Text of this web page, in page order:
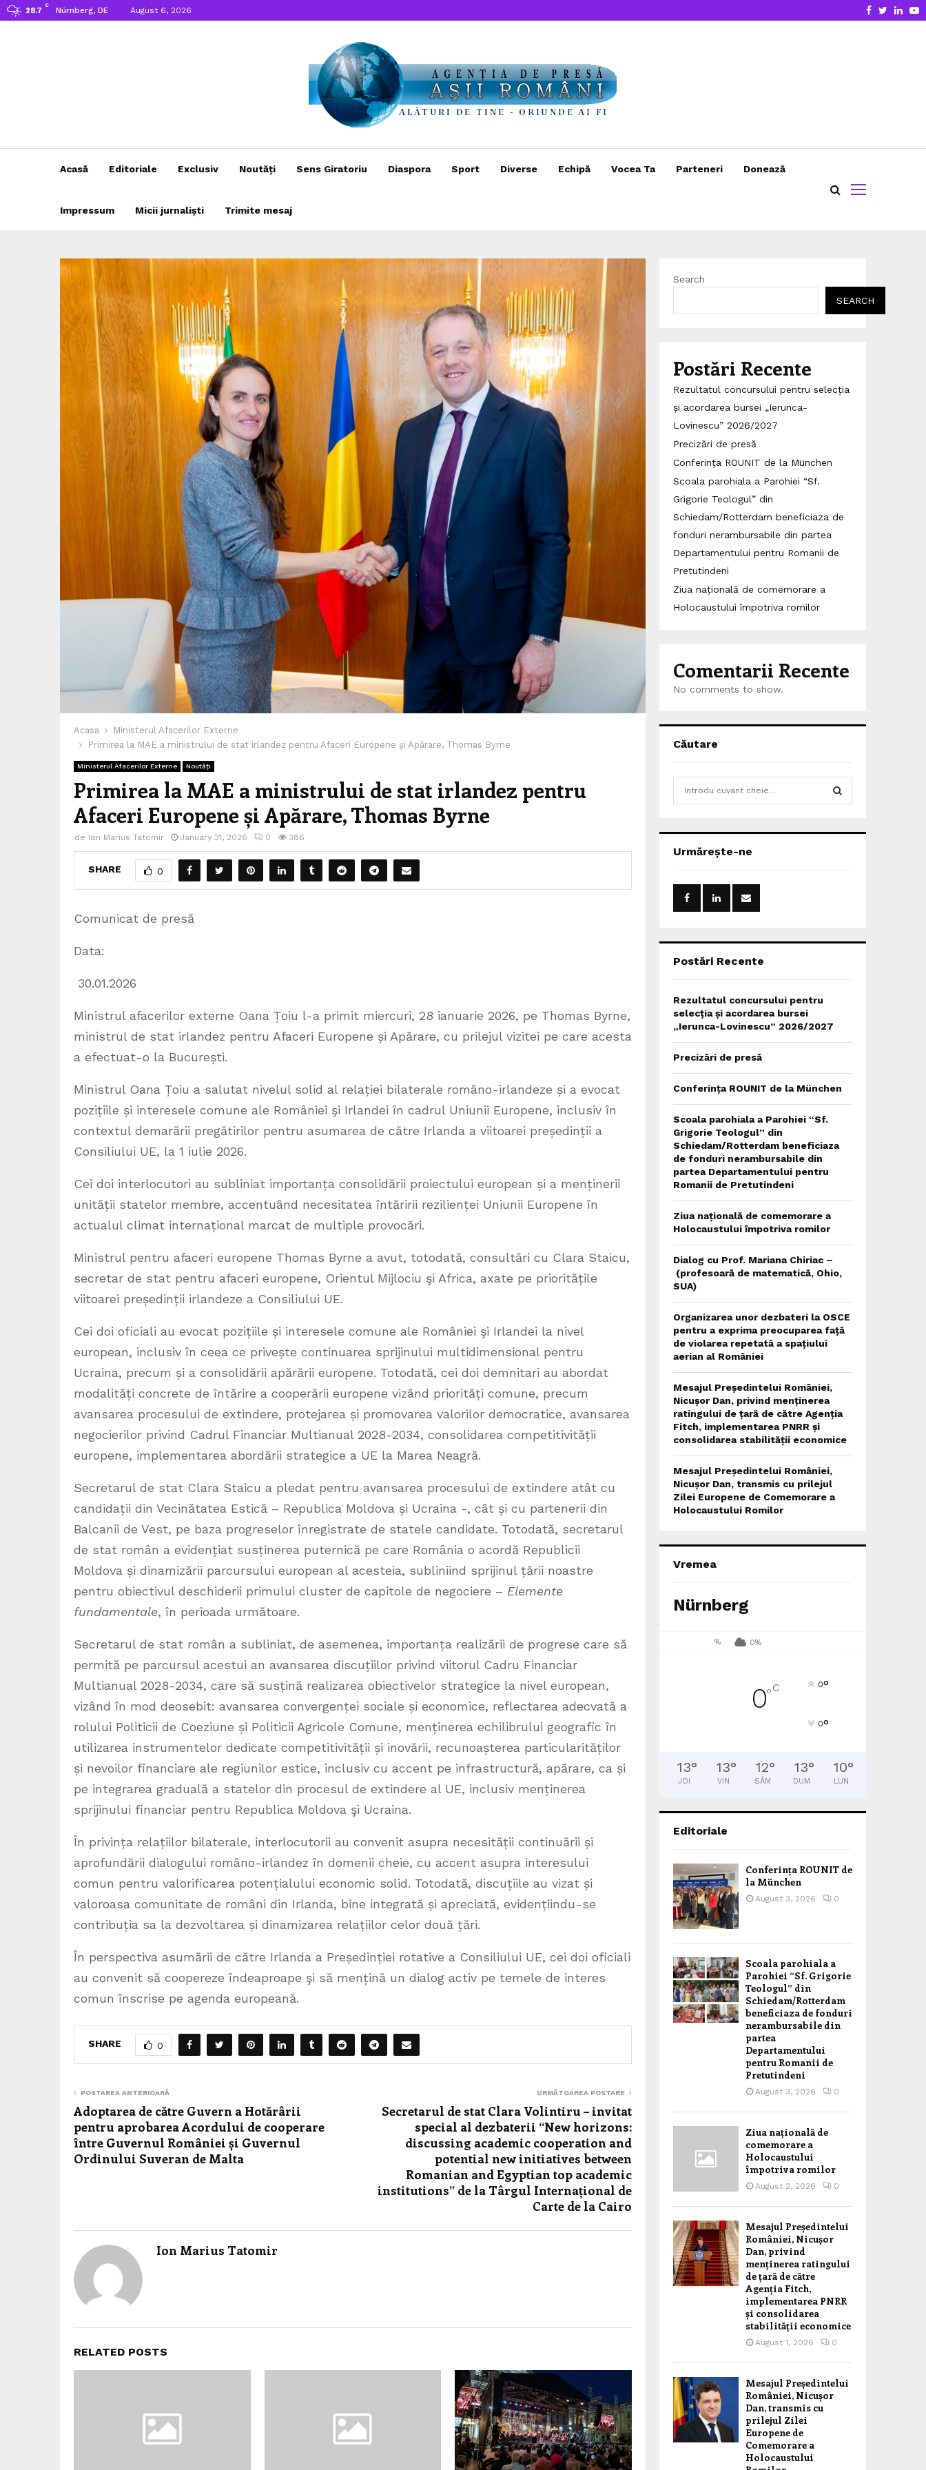
28.7
C
Nürnberg, DE August 6, 2026 Facebook
Twitter
Acasă Editoriale Exclusiv Noutăți Sens Giratoriu Diaspora Sport Diverse Echipă Vocea Ta Parteneri Donează
Impressum Micii jurnaliști Trimite mesaj
Acasa
Ministerul Afacerilor Externe
Primirea la MAE a ministrului de stat irlandez pentru Afaceri Europene și Apărare, Thomas Byrne
Ministerul Afacerilor Externe Noutăți
Primirea la MAE a ministrului de stat irlandez pentru
Afaceri Europene și Apărare, Thomas Byrne
de Ion Marius Tatomir January 31, 2026 0 386
SHARE 0
Comunicat de presă
Data:
30.01.2026
Ministrul afacerilor externe Oana Țoiu l-a primit miercuri, 28 ianuarie 2026, pe Thomas Byrne,
ministrul de stat irlandez pentru Afaceri Europene și Apărare, cu prilejul vizitei pe care acesta
a efectuat-o la București.
Ministrul Oana Țoiu a salutat nivelul solid al relației bilaterale româno-irlandeze și a evocat
pozițiile și interesele comune ale României şi Irlandei în cadrul Uniunii Europene, inclusiv în
contextul demarării pregătirilor pentru asumarea de către Irlanda a viitoarei președinții a
Consiliului UE, la 1 iulie 2026.
Cei doi interlocutori au subliniat importanța consolidării proiectului european și a menținerii
unității statelor membre, accentuând necesitatea întăririi rezilienței Uniunii Europene în
actualul climat internațional marcat de multiple provocări.
Ministrul pentru afaceri europene Thomas Byrne a avut, totodată, consultări cu Clara Staicu,
secretar de stat pentru afaceri europene, Orientul Mijlociu şi Africa, axate pe prioritățile
viitoarei președinții irlandeze a Consiliului UE.
Cei doi oficiali au evocat pozițiile și interesele comune ale României şi Irlandei la nivel
european, inclusiv în ceea ce privește continuarea sprijinului multidimensional pentru
Ucraina, precum și a consolidării apărării europene. Totodată, cei doi demnitari au abordat
modalități concrete de întărire a cooperării europene vizând priorități comune, precum
avansarea procesului de extindere, protejarea și promovarea valorilor democratice, avansarea
negocierilor privind Cadrul Financiar Multianual 2028-2034, consolidarea competitivității
europene, implementarea abordării strategice a UE la Marea Neagră.
Secretarul de stat Clara Staicu a pledat pentru avansarea procesului de extindere atât cu
candidații din Vecinătatea Estică – Republica Moldova și Ucraina -, cât și cu partenerii din
Balcanii de Vest, pe baza progreselor înregistrate de statele candidate. Totodată, secretarul
de stat român a evidențiat susținerea puternică pe care România o acordă Republicii
Moldova și dinamizării parcursului european al acesteia, subliniind sprijinul țării noastre
pentru obiectivul deschiderii primului cluster de capitole de negociere – Elemente
fundamentale, în perioada următoare.
Secretarul de stat român a subliniat, de asemenea, importanța realizării de progrese care să
permită pe parcursul acestui an avansarea discuțiilor privind viitorul Cadru Financiar
Multianual 2028-2034, care să susțină realizarea obiectivelor strategice la nivel european,
vizând în mod deosebit: avansarea convergenței sociale și economice, reflectarea adecvată a
rolului Politicii de Coeziune și Politicii Agricole Comune, menținerea echilibrului geografic în
utilizarea instrumentelor dedicate competitivității și inovării, recunoașterea particularităților
și nevoilor financiare ale regiunilor estice, inclusiv cu accent pe infrastructură, apărare, ca și
pe integrarea graduală a statelor din procesul de extindere al UE, inclusiv menținerea
sprijinului financiar pentru Republica Moldova şi Ucraina.
În privința relațiilor bilaterale, interlocutorii au convenit asupra necesității continuării și
aprofundării dialogului româno-irlandez în domenii cheie, cu accent asupra interesului
comun pentru valorificarea potențialului economic solid. Totodată, discuțiile au vizat și
valoroasa comunitate de români din Irlanda, bine integrată și apreciată, evidențiindu-se
contribuția sa la dezvoltarea și dinamizarea relațiilor celor două țări.
În perspectiva asumării de către Irlanda a Președinției rotative a Consiliului UE, cei doi oficiali
au convenit să coopereze îndeaproape şi să mențină un dialog activ pe temele de interes
comun înscrise pe agenda europeană.
SHARE 0
POSTAREA ANTERIOARĂ
Adoptarea de către Guvern a Hotărârii
pentru aprobarea Acordului de cooperare
între Guvernul României și Guvernul
Ordinului Suveran de Malta
URMĂTOAREA POSTARE
Secretarul de stat Clara Volintiru – invitat
special al dezbaterii “New horizons:
discussing academic cooperation and
potential new initiatives between
Romanian and Egyptian top academic
institutions” de la Târgul Internațional de
Carte de la Cairo
Ion Marius Tatomir
RELATED POSTS
Search
SEARCH
Postări Recente
Rezultatul concursului pentru selecția
și acordarea bursei „Ierunca-
Lovinescu” 2026/2027
Precizări de presă
Conferința ROUNIT de la München
Scoala parohiala a Parohiei “Sf.
Grigorie Teologul” din
Schiedam/Rotterdam beneficiaza de
fonduri nerambursabile din partea
Departamentului pentru Romanii de
Pretutindeni
Ziua națională de comemorare a
Holocaustului împotriva romilor
Comentarii Recente
No comments to show.
Căutare
h
o
:
Urmărește-ne
Postări Recente
Rezultatul concursului pentru
selecția și acordarea bursei
„Ierunca-Lovinescu” 2026/2027
Precizări de presă
Conferința ROUNIT de la München
Scoala parohiala a Parohiei “Sf.
Grigorie Teologul” din
Schiedam/Rotterdam beneficiaza
de fonduri nerambursabile din
partea Departamentului pentru
Romanii de Pretutindeni
Ziua națională de comemorare a
Holocaustului împotriva romilor
Dialog cu Prof. Mariana Chiriac –
(profesoară de matematică, Ohio,
SUA)
Organizarea unor dezbateri la OSCE
pentru a exprima preocuparea față
de violarea repetată a spațiului
aerian al României
Mesajul Președintelui României,
Nicușor Dan, privind menținerea
ratingului de țară de către Agenția
Fitch, implementarea PNRR și
consolidarea stabilității economice
Mesajul Președintelui României,
Nicușor Dan, transmis cu prilejul
Zilei Europene de Comemorare a
Holocaustului Romilor
Vremea
Nürnberg
% 0%
0°C 0°
0°
13°
JOI
13°
VIN
12°
SÂM
13°
DUM
10°
LUN
Editoriale
Conferința ROUNIT de
la München
August 3, 2026 0
Scoala parohiala a
Parohiei “Sf. Grigorie
Teologul” din
Schiedam/Rotterdam
beneficiaza de fonduri
nerambursabile din
partea
Departamentului
pentru Romanii de
Pretutindeni
August 3, 2026 0
Ziua națională de
comemorare a
Holocaustului
împotriva romilor
August 2, 2026 0
Mesajul Președintelui
României, Nicușor
Dan, privind
menținerea ratingului
de țară de către
Agenția Fitch,
implementarea PNRR
și consolidarea
stabilității economice
August 1, 2026 0
Mesajul Președintelui
României, Nicușor
Dan, transmis cu
prilejul Zilei
Europene de
Comemorare a
Holocaustului